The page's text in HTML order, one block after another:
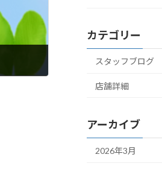
カテゴリー
スタッフブログ
店舗詳細
アーカイブ
2026年3月